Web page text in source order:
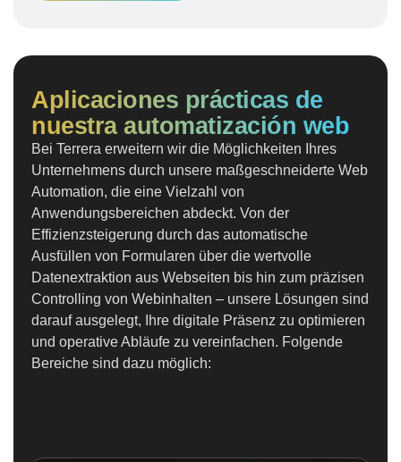
Aplicaciones prácticas de
nuestra automatización web
Bei Terrera erweitern wir die Möglichkeiten Ihres
Unternehmens durch unsere maßgeschneiderte Web
Automation, die eine Vielzahl von
Anwendungsbereichen abdeckt. Von der
Effizienzsteigerung durch das automatische
Ausfüllen von Formularen über die wertvolle
Datenextraktion aus Webseiten bis hin zum präzisen
Controlling von Webinhalten – unsere Lösungen sind
darauf ausgelegt, Ihre digitale Präsenz zu optimieren
und operative Abläufe zu vereinfachen. Folgende
Bereiche sind dazu möglich: